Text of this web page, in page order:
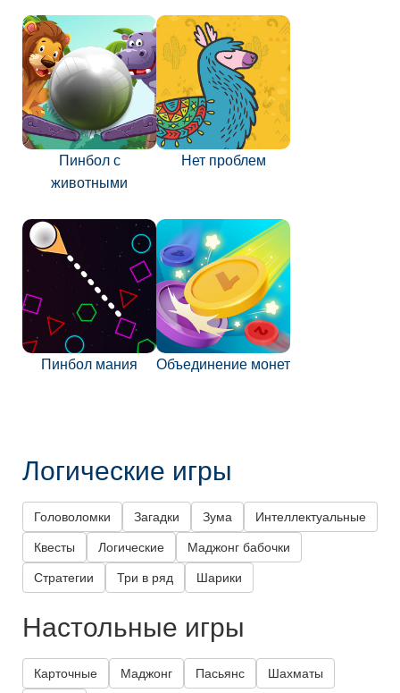
Пинбол с
животными
Нет проблем
Пинбол мания Объединение монет
Логические игры
Головоломки Загадки Зума Интеллектуальные
Квесты Логические Маджонг бабочки
Стратегии Три в ряд Шарики
Настольные игры
Карточные Маджонг Пасьянс Шахматы